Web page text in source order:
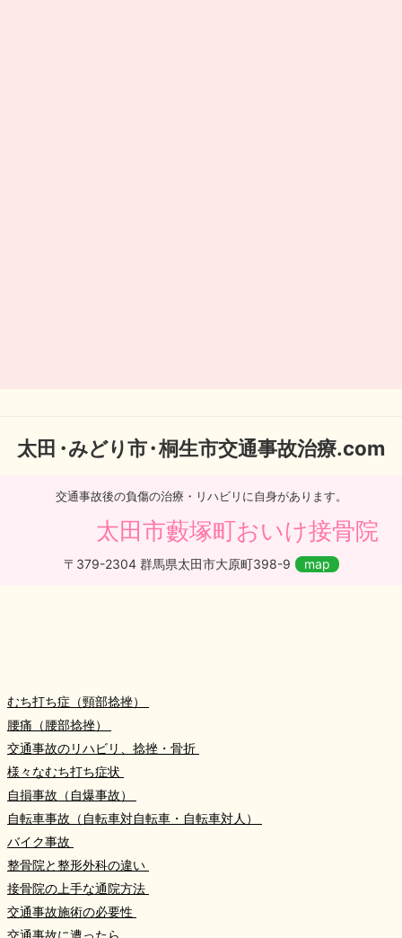
太田・みどり市・桐生市交通事故治療.com
交通事故後の負傷の治療・リハビリに自身があります。
太田市藪塚町おいけ接骨院
〒379-2304 群馬県太田市大原町398-9 map
むち打ち症（頸部捻挫）
腰痛（腰部捻挫）
交通事故のリハビリ、捻挫・骨折
様々なむち打ち症状
自損事故（自爆事故）
自転車事故（自転車対自転車・自転車対人）
バイク事故
整骨院と整形外科の違い
接骨院の上手な通院方法
交通事故施術の必要性
交通事故に遭ったら